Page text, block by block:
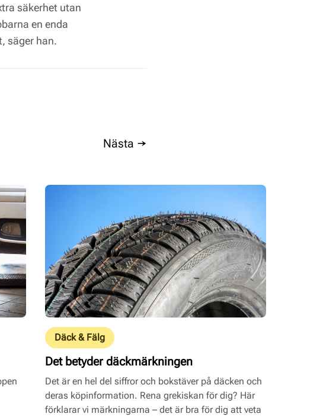
säkerhet utan
en enda
säger han.
Nästa →
Däck & Fälg
Det betyder däckmärkningen
Det är en hel del siffror och bokstäver på däcken och
deras köpinformation. Rena grekiskan för dig? Här
förklarar vi märkningarna – det är bra för dig att veta